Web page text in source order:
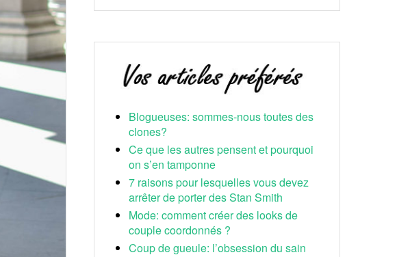
Blogueuses: sommes-nous toutes des
clones?
Ce que les autres pensent et pourquoi
on s’en tamponne
7 raisons pour lesquelles vous devez
arrêter de porter des Stan Smith
Mode: comment créer des looks de
couple coordonnés ?
Coup de gueule: l’obsession du sain